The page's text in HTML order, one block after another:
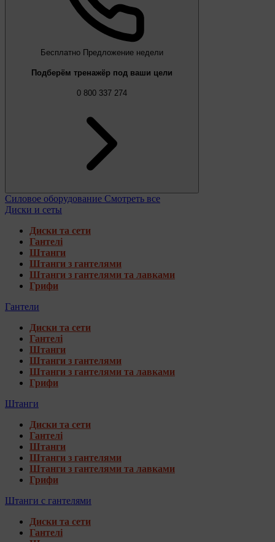
Бесплатно Предложение недели
Подберём тренажёр под ваши цели
0 800 337 274
Силовое оборудование Смотреть все
Диски и сеты
Диски та сети
Гантелі
Штанги
Штанги з гантелями
Штанги з гантелями та лавками
Грифи
Гантели
Диски та сети
Гантелі
Штанги
Штанги з гантелями
Штанги з гантелями та лавками
Грифи
Штанги
Диски та сети
Гантелі
Штанги
Штанги з гантелями
Штанги з гантелями та лавками
Грифи
Штанги с гантелями
Диски та сети
Гантелі